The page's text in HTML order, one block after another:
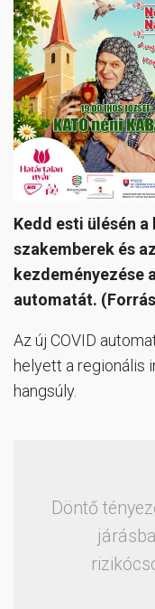
Kedd esti ülésén
szakemberek és
kezdeményezése
automatát.
Az új COVID
helyett a regionális
hangsúly.
Döntő